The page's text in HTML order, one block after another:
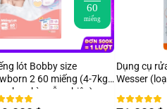
60
miếng
lót Bobby size
2 60 miếng (4-7kg)
bao bì ngẫu nhiên)
Dụng cụ
Wesser